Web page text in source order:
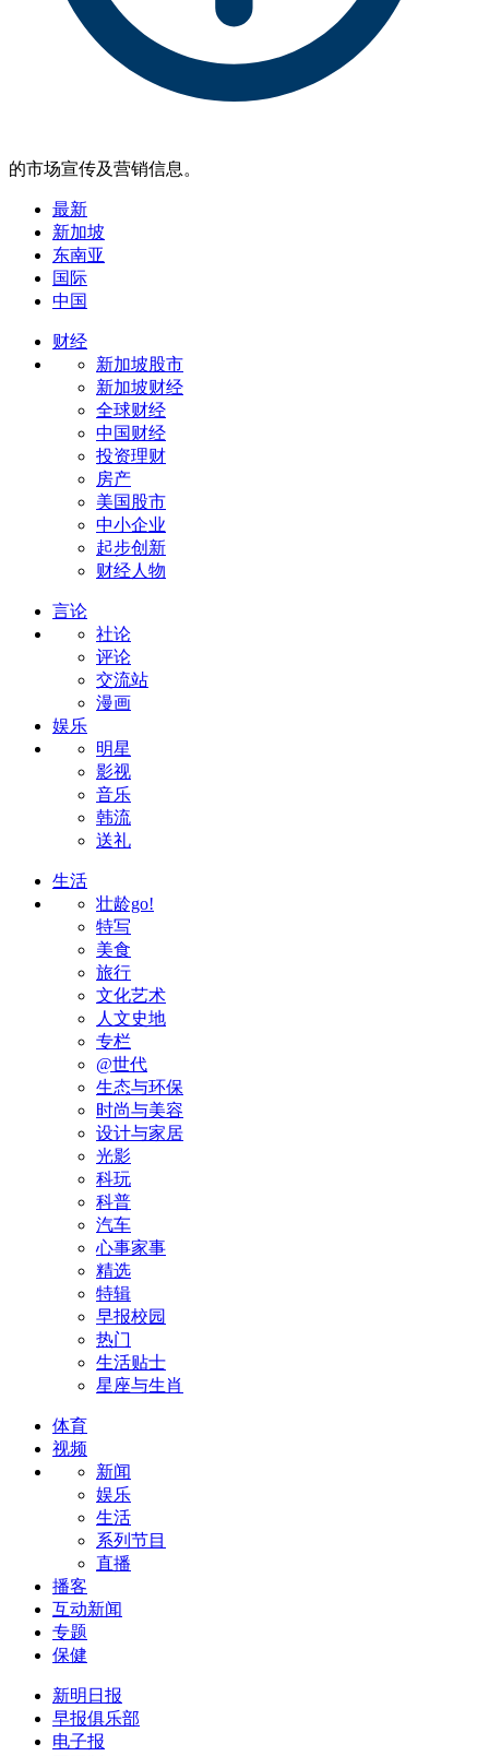
的市场宣传及营销信息。
最新
新加坡
东南亚
国际
中国
财经
新加坡股市
新加坡财经
全球财经
中国财经
投资理财
房产
美国股市
中小企业
起步创新
财经人物
言论
社论
评论
交流站
漫画
娱乐
明星
影视
音乐
韩流
送礼
生活
壮龄go!
特写
美食
旅行
文化艺术
人文史地
专栏
@世代
生态与环保
时尚与美容
设计与家居
光影
科玩
科普
汽车
心事家事
精选
特辑
早报校园
热门
生活贴士
星座与生肖
体育
视频
新闻
娱乐
生活
系列节目
直播
播客
互动新闻
专题
保健
新明日报
早报俱乐部
电子报